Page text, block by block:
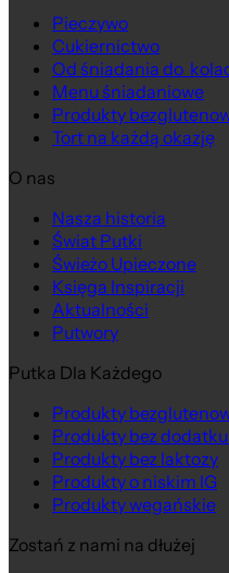
Pieczywo
Cukiernictwo
Od śniadania do
Menu śniadaniowe
Produkty
Tort na każdą okazję
O nas
Nasza historia
Świat Putki
Świeżo Upieczone
Księga Inspiracji
Aktualności
Putwory
Putka Dla Każdego
Produkty
Produkty bez
Produkty bez laktozy
Produkty o niskim IG
Produkty wegańskie
Zostań z nami na dłużej